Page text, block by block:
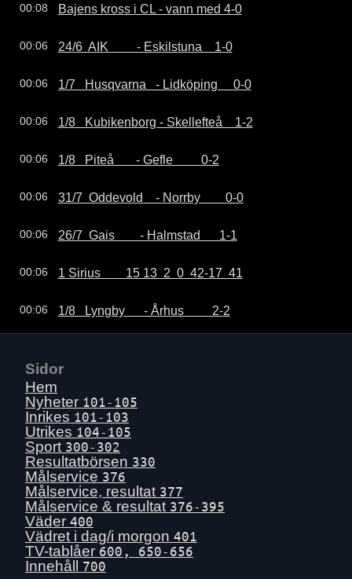
00:08 Bajens kross i CL - vann med 4-0
00:06 24/6  AIK         - Eskilstuna    1-0
00:06 1/7   Husqvarna   - Lidköping     0-0
00:06 1/8   Kubikenborg - Skellefteå    1-2
00:06 1/8   Piteå       - Gefle         0-2
00:06 31/7  Oddevold    - Norrby        0-0
00:06 26/7  Gais        - Halmstad      1-1
00:06 1 Sirius        15 13  2  0  42-17  41
00:06 1/8   Lyngby      - Århus         2-2
Sidor
Hem
Nyheter 101-105
Inrikes 101-103
Utrikes 104-105
Sport 300-302
Resultatbörsen 330
Målservice 376
Målservice, resultat 377
Målservice & resultat 376-395
Väder 400
Vädret i dag/i morgon 401
TV-tablåer 600, 650-656
Innehåll 700